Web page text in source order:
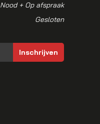
Nood + Op afspraak
Gesloten